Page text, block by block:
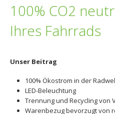
100% CO2
Ihres Fahrrads
Unser Beitrag
100% Ökostrom in der
LED-Beleuchtung
Trennung und Recycling von
Warenbezug bevorzugt von